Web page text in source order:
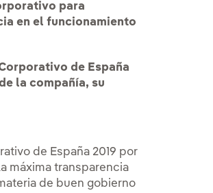
para
en el funcionamiento
de España
la compañía, su
de España 2019 por
máxima transparencia
de buen gobierno